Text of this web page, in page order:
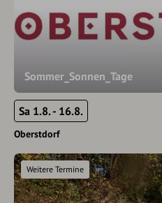
Sommer_Sonnen_Tage
Sa 1.8. - 16.8.
Oberstdorf
Weitere Termine